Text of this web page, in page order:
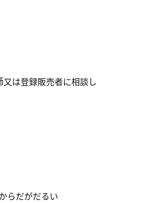
は登録販売者に相談し
らだがだるい